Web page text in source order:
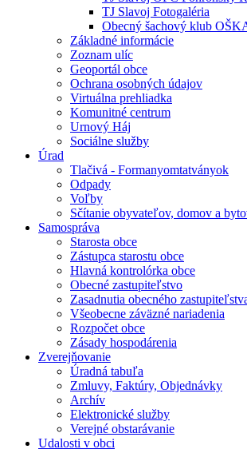
TJ Slavoj Fotogaléria
Obecný šachový klub
Základné informácie
Zoznam ulíc
Geoportál obce
Ochrana osobných údajov
Virtuálna prehliadka
Komunitné centrum
Urnový Háj
Sociálne služby
Úrad
Tlačivá - Formanyomtatványok
Odpady
Voľby
Sčítanie obyvateľov, domov a
Samospráva
Starosta obce
Zástupca starostu obce
Hlavná kontrolórka obce
Obecné zastupiteľstvo
Zasadnutia obecného
Všeobecne záväzné nariadenia
Rozpočet obce
Zásady hospodárenia
Zverejňovanie
Úradná tabuľa
Zmluvy, Faktúry, Objednávky
Archív
Elektronické služby
Verejné obstarávanie
Udalosti v obci